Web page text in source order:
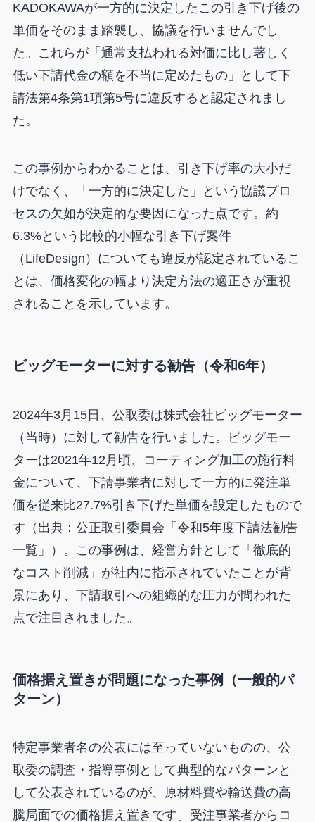
KADOKAWAが一方的に決定したこの引き下げ後の
単価をそのまま踏襲し、協議を行いませんでし
た。これらが「通常支払われる対価に比し著しく
低い下請代金の額を不当に定めたもの」として下
請法第4条第1項第5号に違反すると認定されまし
た。
この事例からわかることは、引き下げ率の大小だ
けでなく、「一方的に決定した」という協議プロ
セスの欠如が決定的な要因になった点です。約
6.3%という比較的小幅な引き下げ案件
（LifeDesign）についても違反が認定されているこ
とは、価格変化の幅より決定方法の適正さが重視
されることを示しています。
ビッグモーターに対する勧告（令和6年）
2024年3月15日、公取委は株式会社ビッグモーター
（当時）に対して勧告を行いました。ビッグモー
ターは2021年12月頃、コーティング加工の施行料
金について、下請事業者に対して一方的に発注単
価を従来比27.7%引き下げた単価を設定したもので
す（出典：公正取引委員会「令和5年度下請法勧告
一覧」）。この事例は、経営方針として「徹底的
なコスト削減」が社内に指示されていたことが背
景にあり、下請取引への組織的な圧力が問われた
点で注目されました。
価格据え置きが問題になった事例（一般的パ
ターン）
特定事業者名の公表には至っていないものの、公
取委の調査・指導事例として典型的なパターンと
して公表されているのが、原材料費や輸送費の高
騰局面での価格据え置きです。受注事業者からコ